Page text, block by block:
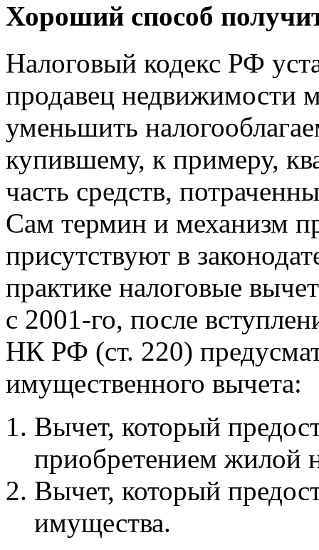
Хороший способ
Налоговый кодекс РФ
продавец недвижимости
уменьшить
купившему, к примеру,
часть средств,
Сам термин и механизм
присутствуют в
практике налоговые
с 2001-го, после
НК РФ (ст. 220)
имущественного вычета:
Вычет, который
приобретением жилой
Вычет, который
имущества.